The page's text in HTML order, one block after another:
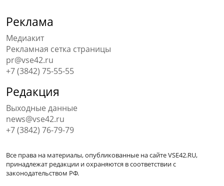
Реклама
Медиакит
Рекламная сетка страницы
pr@vse42.ru
+7 (3842) 75-55-55
Редакция
Выходные данные
news@vse42.ru
+7 (3842) 76-79-79
Все права на материалы, опубликованные на сайте VSE42.RU,
принадлежат редакции и охраняются в соответствии с
законодательством РФ.